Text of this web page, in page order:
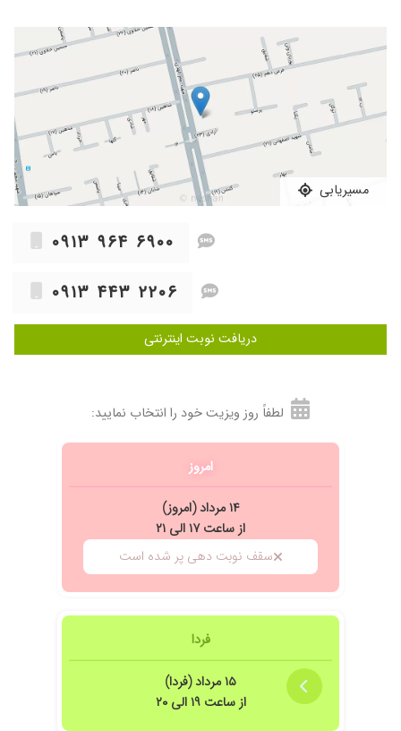
مسیریابی
۰۹۱۳ ۹۶۴ ۶۹۰۰
۰۹۱۳ ۴۴۳ ۲۲۰۶
دریافت نوبت اینترنتی
لطفاً روز ویزیت خود را انتخاب نمایید:
امروز
۱۴ مرداد (امروز)
از ساعت ۱۷ الی ۲۱
سقف نوبت دهی پر شده است
فردا
۱۵ مرداد (فردا)
از ساعت ۱۹ الی ۲۰